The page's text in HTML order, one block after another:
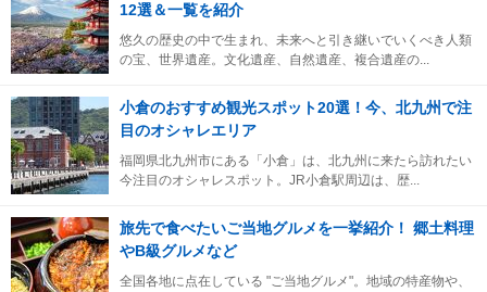
12選＆一覧を紹介
悠久の歴史の中で生まれ、未来へと引き継いでいくべき人類
の宝、世界遺産。文化遺産、自然遺産、複合遺産の...
小倉のおすすめ観光スポット20選！今、北九州で注
目のオシャレエリア
福岡県北九州市にある「小倉」は、北九州に来たら訪れたい
今注目のオシャレスポット。JR小倉駅周辺は、歴...
旅先で食べたいご当地グルメを一挙紹介！ 郷土料理
やB級グルメなど
全国各地に点在している "ご当地グルメ"。地域の特産物や、